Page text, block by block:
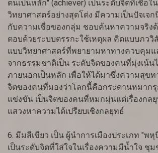
ตนเป็นหลัก" (achiever) เป็นระดับจิตที่เชื่อใ
วิทยาศาสตร์อย่างสุดโต่ง มีความเป็นปัจเจ
กับความเชื่อของกลุ่ม ชอบค้นหาความจริงด้
ตอบด้วยระบบตรรกะใช้เหตุผล คิดแบบภววิ
แบบวิทยาศาสตร์ที่พยายามหาทางควบคุม
จากธรรมชาติเป็น ระดับจิตของคนที่มุ่งเน้น
ภายนอกเป็นหลัก เพื่อให้ได้มาซึ่งความสุขท
จิตของคนที่มองว่าโลกนี้คือกระดานหมากรุ
แข่งขัน เป็นจิตของคนที่หมกมุ่นแต่เรื่องกล
แสวงหาความได้เปรียบเชิงกลยุทธ์
6. มีมสีเขียว เป็น ผู้นำการเมืองประเภท "พหุ
เป็นระดับจิตที่ใส่ใจในเรื่องความมีน้ำใจ ชุม